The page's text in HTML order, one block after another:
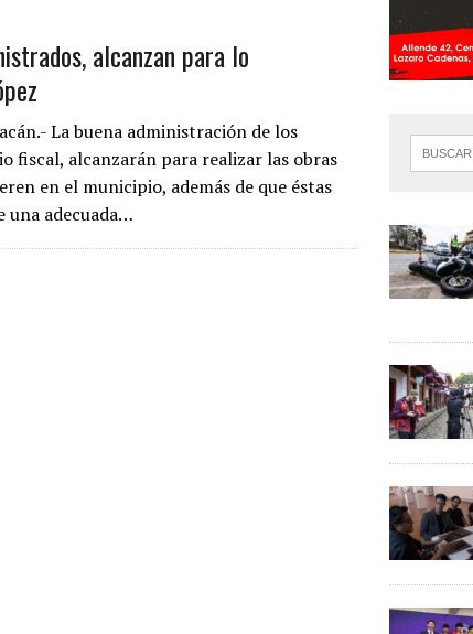
alcanzan para lo
La buena administración de los
fiscal, alcanzarán para realizar las obras
en el municipio, además de que éstas
una adecuada…